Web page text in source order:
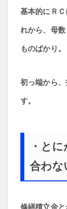
基本的にＲ
れから、母
ものばかり。
初っ端から
す。
・と
合わな
修繕積立金